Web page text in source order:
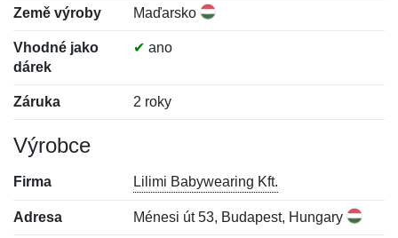
Země výroby Maďarsko
Vhodné jako
dárek
✔ ano
Záruka 2 roky
Výrobce
Firma Lilimi Babywearing Kft.
Adresa Ménesi út 53, Budapest, Hungary